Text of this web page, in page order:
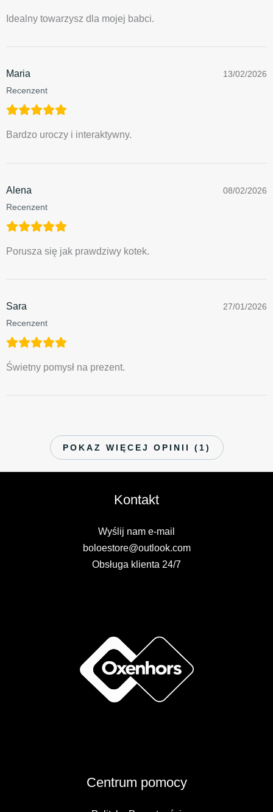
Idealny towarzysz dla mojej babci.
Maria
Recenzent
13/02/2026
Bardzo uroczy i interaktywny.
Alena
Recenzent
08/02/2026
Porusza się jak prawdziwy kotek.
Sara
Recenzent
27/01/2026
Świetny pomysł na prezent.
POKAZ WIĘCEJ OPINII (1)
Kontakt
Wyślij nam e-mail
boloestore@outlook.com
Obsługa klienta 24/7
Centrum pomocy